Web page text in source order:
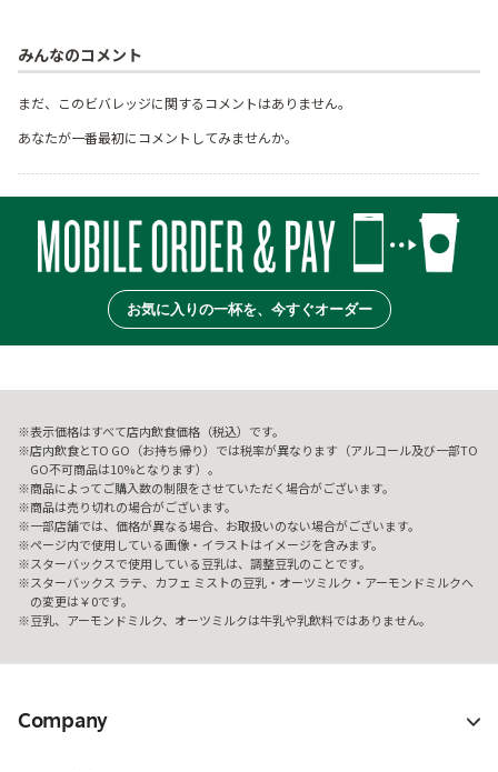
みんなのコメント
まだ、このビバレッジに関するコメントはありません。
あなたが一番最初にコメントしてみませんか。
お気に入りの一杯を、今すぐオーダー
表示価格はすべて店内飲食価格（税込）です。
店内飲食とTO GO（お持ち帰り）では税率が異なります（アルコール及び一部TO
GO不可商品は10%となります）。
商品によってご購入数の制限をさせていただく場合がございます。
商品は売り切れの場合がございます。
一部店舗では、価格が異なる場合、お取扱いのない場合がございます。
ページ内で使用している画像・イラストはイメージを含みます。
スターバックスで使用している豆乳は、調整豆乳のことです。
スターバックス ラテ、カフェ ミストの豆乳・オーツミルク・アーモンドミルクへ
の変更は￥0です。
豆乳、アーモンドミルク、オーツミルクは牛乳や乳飲料ではありません。
Company